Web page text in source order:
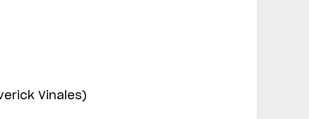
Vinales)